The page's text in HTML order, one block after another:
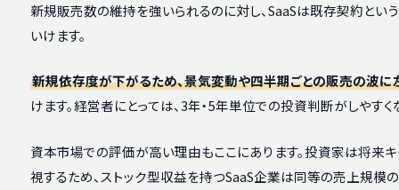
新規販売数の維持を強いられるのに対し、SaaSは既存契約とい
いけます。
新規依存度が下がるため、景気変動や四半期ごとの販売の波に
けます。経営者にとっては、3年・5年単位での投資判断がしやす
資本市場での評価が高い理由もここにあります。投資家は将来
視するため、ストック型収益を持つSaaS企業は同等の売上規模